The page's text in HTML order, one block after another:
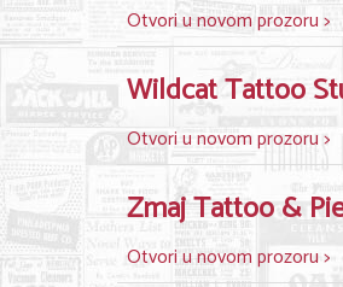
Otvori u novom prozoru >
Wildcat Tattoo
Otvori u novom prozoru >
Zmaj Tattoo &
Otvori u novom prozoru >